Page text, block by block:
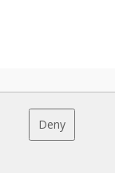
Deny